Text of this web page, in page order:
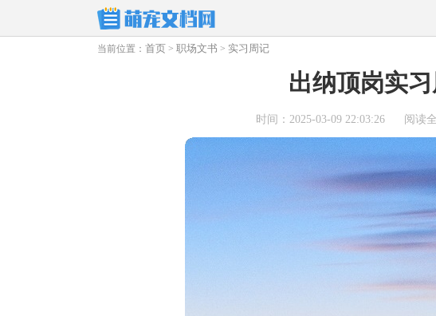
当前位置： 首页 > 职场文书 > 实习周记
出纳顶岗实
时间：2025-03-09 22:03:26 阅读